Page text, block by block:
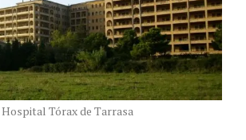
Hospital Tórax de Tarrasa